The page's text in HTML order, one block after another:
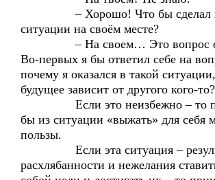
– Хорошо! Что бы сделал в
ситуации на своём месте?
– На своем… Это вопрос
Во-первых я бы ответил себе на
почему я оказался в такой
будущее зависит от другого кого-то?
Если это неизбежно – то
бы из ситуации «выжать» для себя
пользы.
Если эта ситуация –
расхлябанности и нежелания